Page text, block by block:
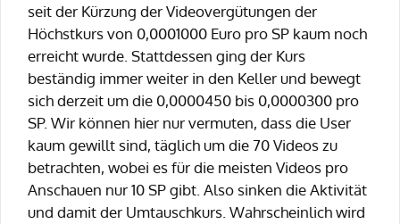
seit der Kürzung der Videovergütungen der
Höchstkurs von 0,0001000 Euro pro SP kaum noch
erreicht wurde. Stattdessen ging der Kurs
beständig immer weiter in den Keller und bewegt
sich derzeit um die 0,0000450 bis 0,0000300 pro
SP. Wir können hier nur vermuten, dass die User
kaum gewillt sind, täglich um die 70 Videos zu
betrachten, wobei es für die meisten Videos pro
Anschauen nur 10 SP gibt. Also sinken die Aktivität
und damit der Umtauschkurs. Wahrscheinlich wird